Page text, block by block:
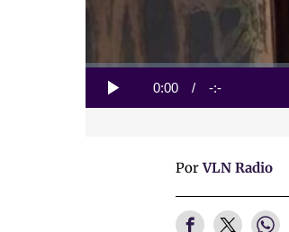
Play Current
0:00 / Duration
-:-
Loaded:
PorVLN Radio